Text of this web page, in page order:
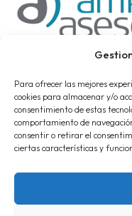
Para ofrecer las mejores
cookies para almacenar y/o
consentimiento de estas
comportamiento de
consentir o retirar el
ciertas características y
©
Aviso Legal
Política de